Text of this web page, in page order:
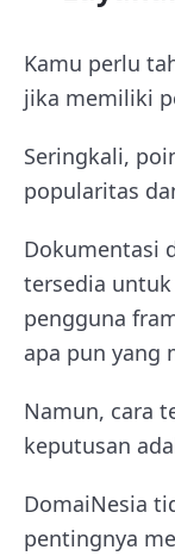
Kamu perlu
jika memiliki
Seringkali,
popularitas
Dokumentasi
tersedia
pengguna
apa pun yang
Namun, cara
keputusan
DomaiNesia
pentingnya